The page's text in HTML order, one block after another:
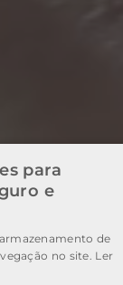
para
e
de
no site. Ler